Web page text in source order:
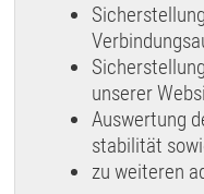
unserer
Auswertung
stabilität
zu weiteren